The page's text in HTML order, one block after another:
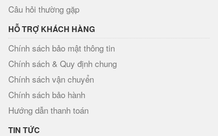
Câu hỏi thường gặp
HỖ TRỢ KHÁCH HÀNG
Chính sách bảo mật thông tin
Chính sách & Quy định chung
Chính sách vận chuyển
Chính sách bảo hành
Hướng dẫn thanh toán
TIN TỨC